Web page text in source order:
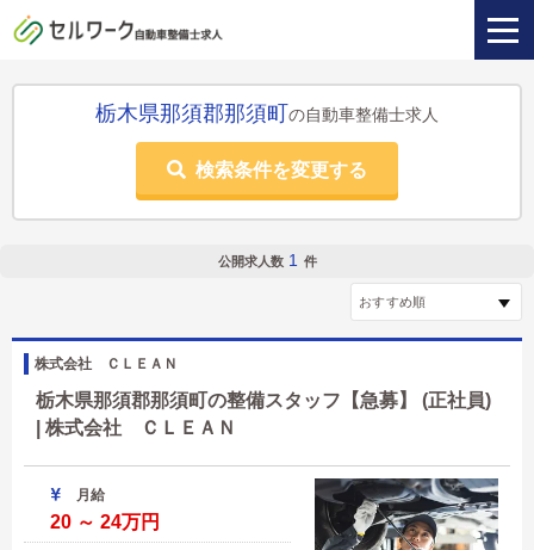
栃木県那須郡那須町 の自動車整備士求人
検索条件を変更する
公開求人数 1 件
株式会社 ＣＬＥＡＮ
栃木県那須郡那須町の整備スタッフ【急募】 (正社員)
| 株式会社 ＣＬＥＡＮ
月給
20 ～ 24万円